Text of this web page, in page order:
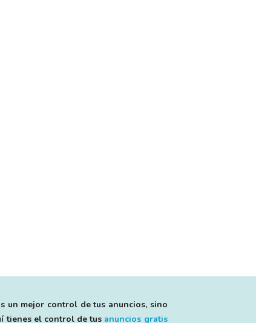
un mejor control de tus anuncios, sino
tienes el control de tus anuncios gratis